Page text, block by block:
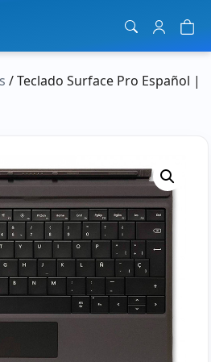
/ Teclado Surface Pro Español |